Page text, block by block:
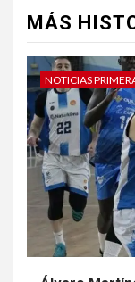
MÁS
NOTICIAS